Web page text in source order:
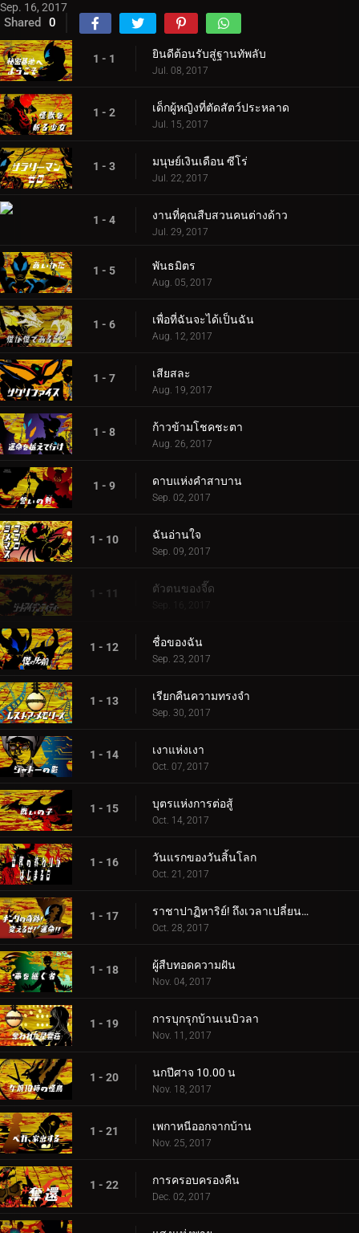
Sep. 16, 2017
Shared 0
1 - 1 ยินดีต้อนรับสู่ฐานทัพลับ
Jul. 08, 2017
1 - 2 เด็กผู้หญิงที่ตัดสัตว์ประหลาด
Jul. 15, 2017
1 - 3 มนุษย์เงินเดือน ซีโร่
Jul. 22, 2017
1 - 4 งานที่คุณสืบสวนคนต่างด้าว
Jul. 29, 2017
1 - 5 พันธมิตร
Aug. 05, 2017
1 - 6 เพื่อที่ฉันจะได้เป็นฉัน
Aug. 12, 2017
1 - 7 เสียสละ
Aug. 19, 2017
1 - 8 ก้าวข้ามโชคชะตา
Aug. 26, 2017
1 - 9 ดาบแห่งคำสาบาน
Sep. 02, 2017
1 - 10 ฉันอ่านใจ
Sep. 09, 2017
1 - 11 ตัวตนของจี๊ด
Sep. 16, 2017
1 - 12 ชื่อของฉัน
Sep. 23, 2017
1 - 13 เรียกคืนความทรงจำ
Sep. 30, 2017
1 - 14 เงาแห่งเงา
Oct. 07, 2017
1 - 15 บุตรแห่งการต่อสู้
Oct. 14, 2017
1 - 16 วันแรกของวันสิ้นโลก
Oct. 21, 2017
1 - 17 ราชาปาฏิหาริย์! ถึงเวลาเปลี่ยนโชคชะตา!!
Oct. 28, 2017
1 - 18 ผู้สืบทอดความฝัน
Nov. 04, 2017
1 - 19 การบุกรุกบ้านเนบิวลา
Nov. 11, 2017
1 - 20 นกปีศาจ 10.00 น
Nov. 18, 2017
1 - 21 เพกาหนีออกจากบ้าน
Nov. 25, 2017
1 - 22 การครอบครองคืน
Dec. 02, 2017